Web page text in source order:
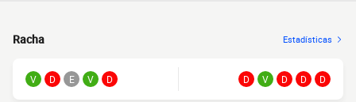
Racha Estadísticas
V D E V D D V D D D